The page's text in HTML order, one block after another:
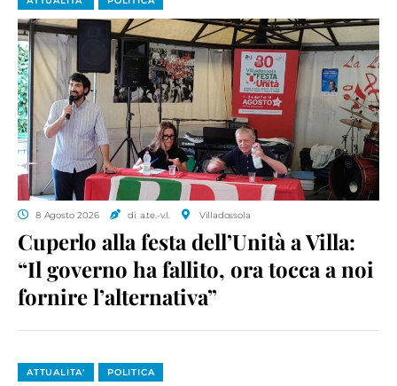
8 Agosto 2026 di a.te.-v.l. Villadossola
Cuperlo alla festa dell’Unità a Villa:
“Il governo ha fallito, ora tocca a noi
fornire l’alternativa”
ATTUALITA' POLITICA